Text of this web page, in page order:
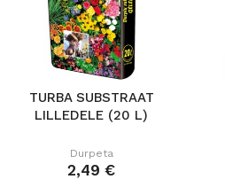
TURBA SUBSTRAAT
LILLEDELE (20 L)
Durpeta
2,49 €